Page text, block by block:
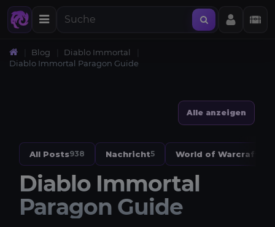
Blog
Diablo Immortal
Diablo Immortal Paragon Guide
Alle anzeigen
All Posts938 Nachricht5 World of Warcraft
Diablo Immortal
Paragon Guide